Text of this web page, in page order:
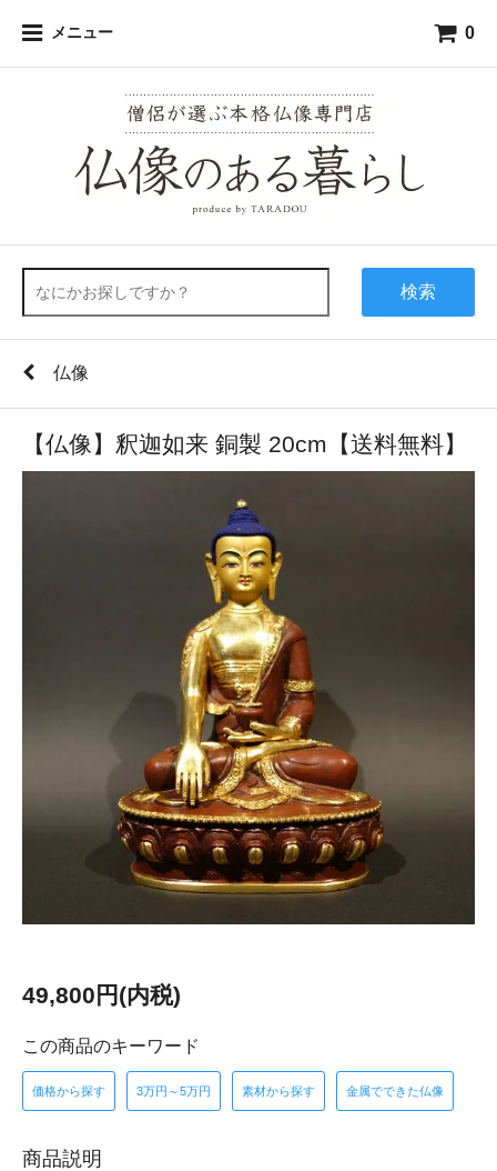
メニュー 0
検索
仏像
【仏像】釈迦如来 銅製 20cm【送料無料】
49,800円(内税)
この商品のキーワード
価格から探す 3万円～5万円 素材から探す 金属でできた仏像
商品説明